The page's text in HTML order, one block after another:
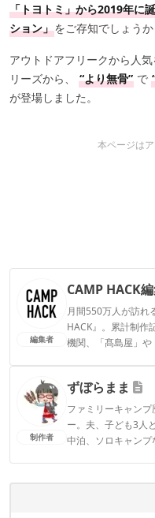
「トヨトミ」から2019年に
ション」をご存知でしょうか
アウトドアフリークから人
リーズから、 “より無骨” で
が登場しました。
本ページは
編集者
CAMP HACK
月間550万人が訪れ
HACK』。累計制作
機関、「髙島屋」
CAMP HACK編集
制作者
ずぼらまま
ファミリーキャン
ー。夫、子ども3人
中泊、ソロキャン
ずぼらままのプロ